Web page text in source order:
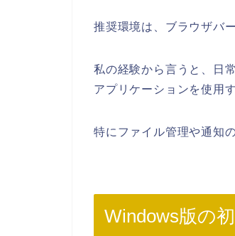
推奨環境は、ブラウザバ
私の経験から言うと、日
アプリケーションを使用
特にファイル管理や通知
Windows版の